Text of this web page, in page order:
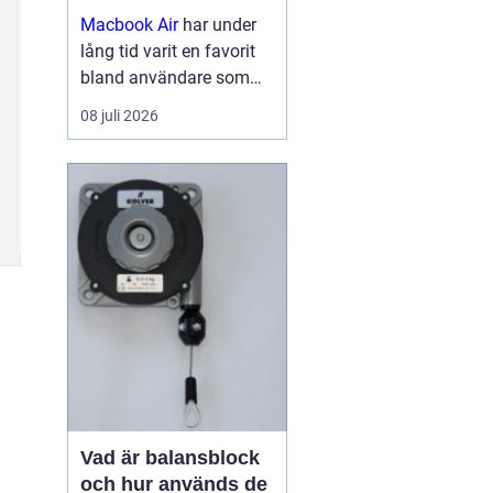
Macbook Airhar under
lång tid varit en favorit
bland användare som
vill ha en lätt, smidig och
samtidigt kraftfull dator
kreativitet. Med apples
egna chip har serien
tagit...
08 juli 2026
Vad är balansblock
och hur används de